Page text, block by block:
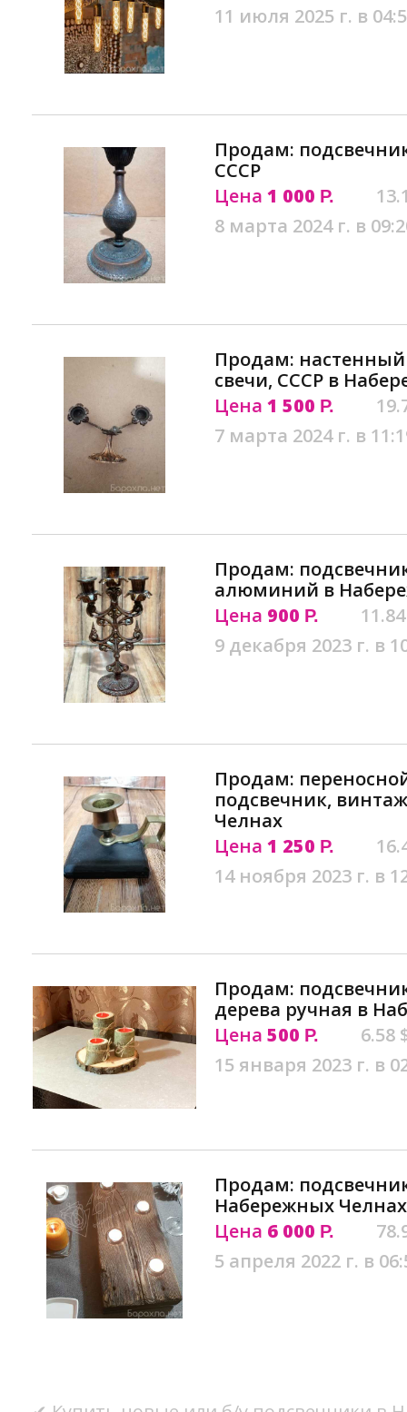
11 июля 2025 г. в
Продам:
СССР
Цена 1 000 Р.
8 марта 2024 г. в
Продам:
свечи, СССР в
Цена 1 500 Р.
7 марта 2024 г. в
Продам:
алюминий в
Цена 900 Р.
9 декабря 2023 г. в
Продам:
подсвечник,
Челнах
Цена 1 250 Р.
14 ноября 2023 г. в
Продам:
дерева ручная в
Цена 500 Р.
6.58
15 января 2023 г. в
Продам:
Набережных Челнах
Цена 6 000 Р.
5 апреля 2022 г. в